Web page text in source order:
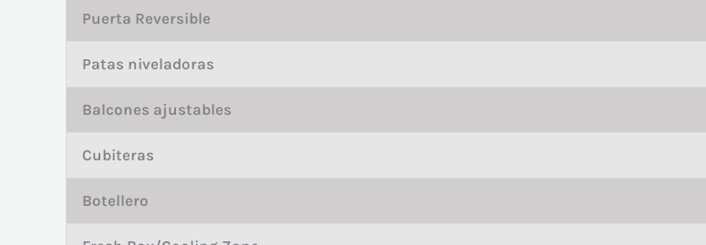
Puerta Reversible
Patas niveladoras
Balcones ajustables
Cubiteras
Botellero